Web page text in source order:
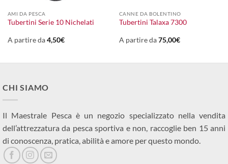
AMI DA PESCA
Tubertini Serie 10 Nichelati
A partire da4,50€
CANNE DA BOLENTINO
Tubertini Talaxa 7300
A partire da75,00€
CHI SIAMO
Il Maestrale Pesca è un negozio specializzato nella vendita
dell’attrezzatura da pesca sportiva e non, raccoglie ben 15 anni
di conoscenza, pratica, abilità e amore per questo mondo.